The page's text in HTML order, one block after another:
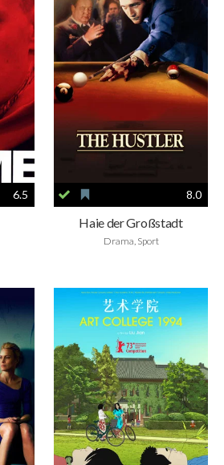
6.5 8.0
Haie der Großstadt
Drama, Sport